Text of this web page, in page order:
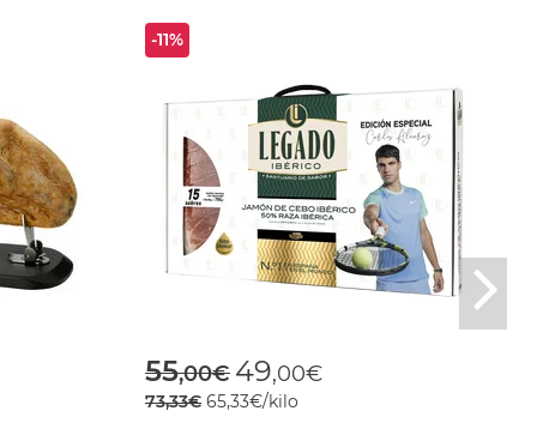
-11%
Price reduced from
55,00€to
49,00€
73,33€ 65,33€/kilo